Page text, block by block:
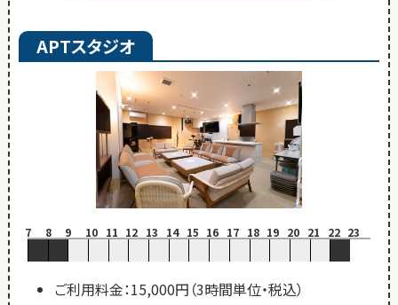
APTスタジオ
7 8 9 10 11 12 13 14 15 16 17 18 19 20 21 22 23
ご利用料金：15,000円（3時間単位・税込）